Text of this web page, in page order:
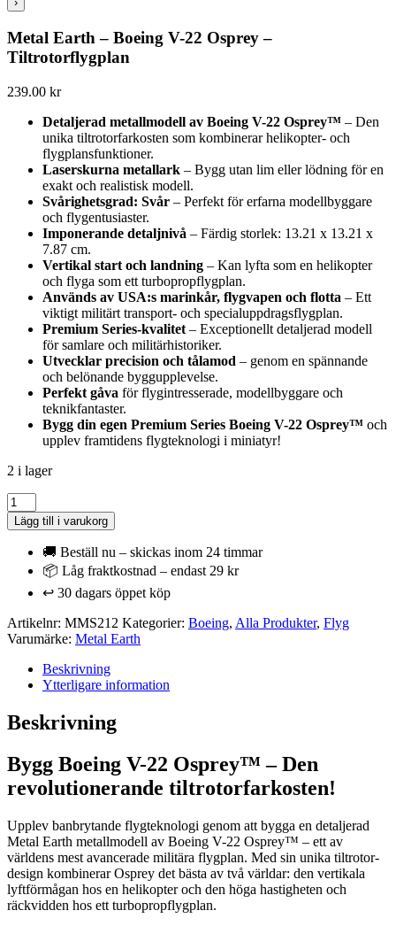
Metal Earth – Boeing V-22 Osprey –
Tiltrotorflygplan
239.00 kr
Detaljerad metallmodell av Boeing V-22 Osprey™ – Den
unika tiltrotorfarkosten som kombinerar helikopter- och
flygplansfunktioner.
Laserskurna metallark – Bygg utan lim eller lödning för en
exakt och realistisk modell.
Svårighetsgrad: Svår – Perfekt för erfarna modellbyggare
och flygentusiaster.
Imponerande detaljnivå – Färdig storlek: 13.21 x 13.21 x
7.87 cm.
Vertikal start och landning – Kan lyfta som en helikopter
och flyga som ett turbopropflygplan.
Används av USA:s marinkår, flygvapen och flotta – Ett
viktigt militärt transport- och specialuppdragsflygplan.
Premium Series-kvalitet – Exceptionellt detaljerad modell
för samlare och militärhistoriker.
Utvecklar precision och tålamod – genom en spännande
och belönande byggupplevelse.
Perfekt gåva för flygintresserade, modellbyggare och
teknikfantaster.
Bygg din egen Premium Series Boeing V-22 Osprey™ och
upplev framtidens flygteknologi i miniatyr!
2 i lager
Metal
Earth
-
Boeing
Osprey
Tiltrotorflygplan
mängd
Lägg till i varukorg
🚚 Beställ nu – skickas inom 24 timmar
📦 Låg fraktkostnad – endast 29 kr
↩️ 30 dagars öppet köp
Artikelnr: MMS212 Kategorier: Boeing, Alla Produkter, Flyg
Varumärke: Metal Earth
Beskrivning
Ytterligare information
Beskrivning
Bygg Boeing V-22 Osprey™ – Den
revolutionerande tiltrotorfarkosten!
Upplev banbrytande flygteknologi genom att bygga en detaljerad
Metal Earth metallmodell av Boeing V-22 Osprey™ – ett av
världens mest avancerade militära flygplan. Med sin unika tiltrotor-
design kombinerar Osprey det bästa av två världar: den vertikala
lyftförmågan hos en helikopter och den höga hastigheten och
räckvidden hos ett turbopropflygplan.